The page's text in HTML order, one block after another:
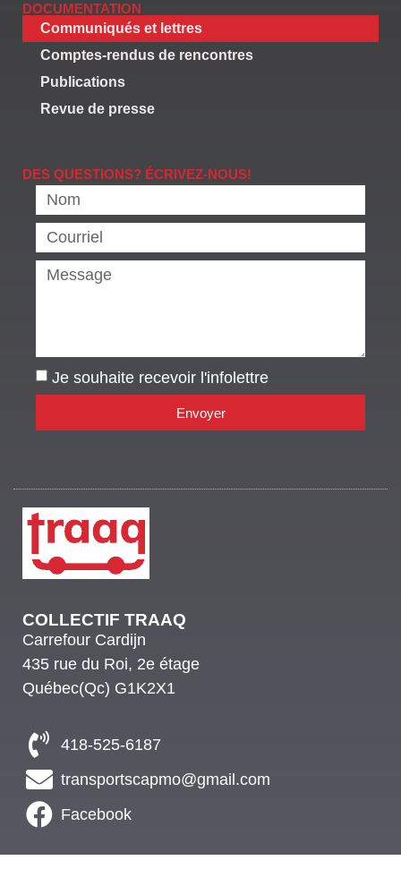
DOCUMENTATION
Communiqués et lettres
Comptes-rendus de rencontres
Publications
Revue de presse
DES QUESTIONS? ÉCRIVEZ-NOUS!
Je souhaite recevoir l'infolettre
Envoyer
COLLECTIF TRAAQ
Carrefour Cardijn
435 rue du Roi, 2e étage
Québec(Qc) G1K2X1
418-525-6187
transportscapmo@gmail.com
Facebook